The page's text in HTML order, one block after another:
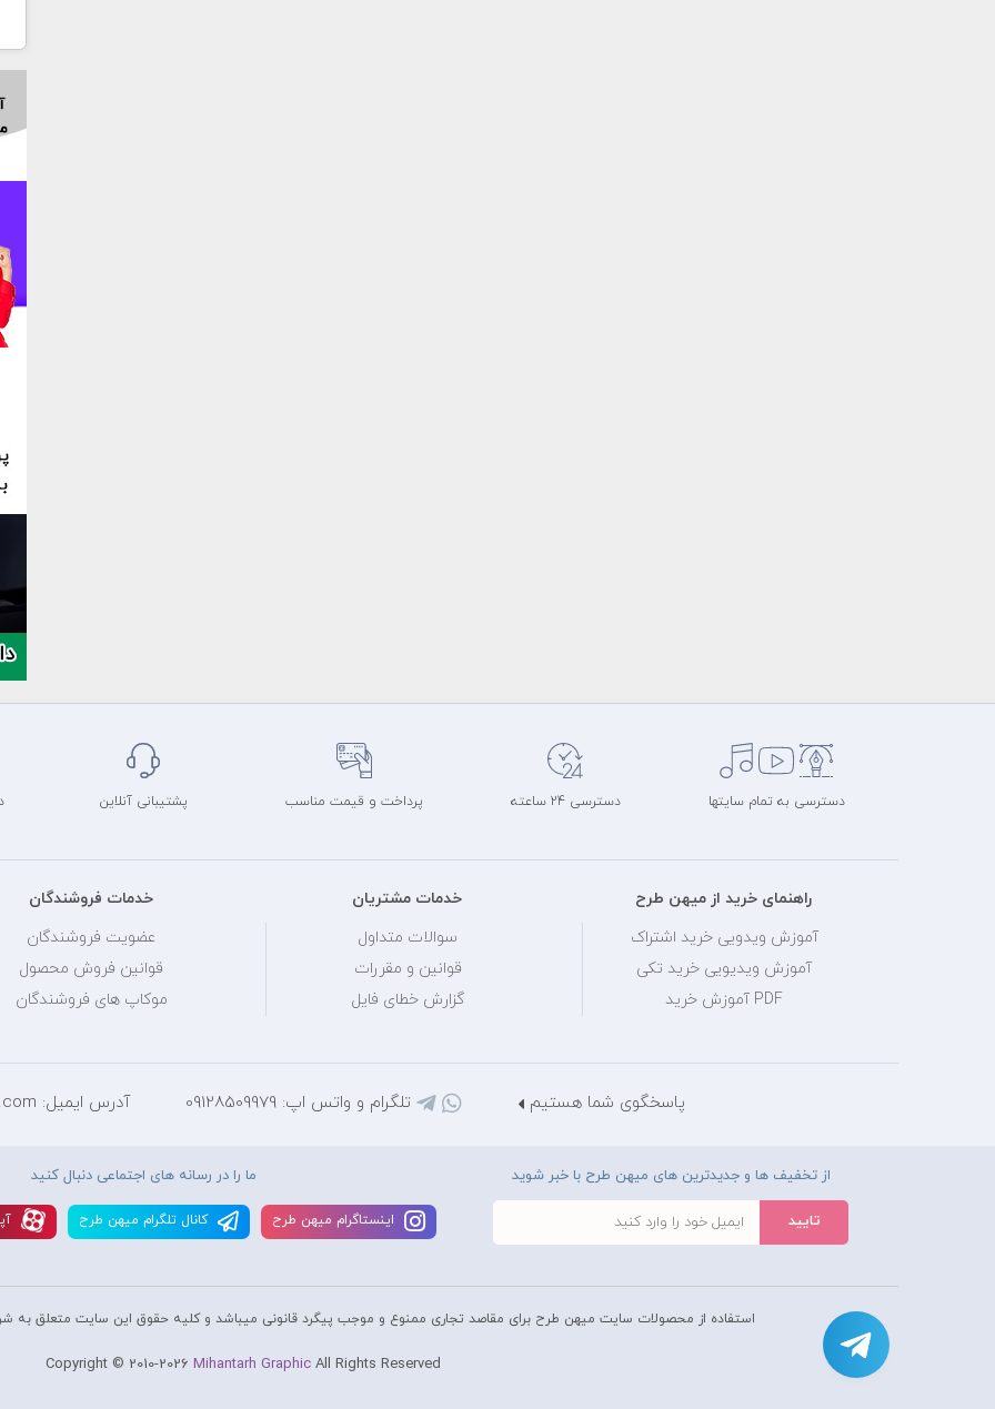
دسترسی به تمام سایتها دسترسی 24 ساعته پرداخت و قیمت مناسب پشتیبانی آنلاین
راهنمای خرید از میهن طرح
آموزش ویدویی خرید اشتراک
آموزش ویدیویی خرید تکی
PDF آموزش خرید
خدمات مشتریان
سوالات متداول
قوانین و مقررات
گزارش خطای فایل
خدمات فروشندگان
عضویت فروشندگان
قوانین فروش محصول
موکاپ های فروشندگان
پاسخگوی شما هستیم تلگرام و واتس اپ: 09128509979 آدرس ایمیل: mihantarh@yahoo.com
از تخفیف ها و جدیدترین های میهن طرح با خبر شوید ما را در رسانه های اجتماعی دنبال کنید
اينستاگرام ميهن طرح کانال تلگرام ميهن طرح
استفاده از محصولات سايت میهن طرح برای مقاصد تجاری ممنوع و موجب پیگرد قانونی میباشد و کليه حقوق اين سايت متعلق
Copyright © 2010-2026 Mihantarh Graphic All Rights Reserved